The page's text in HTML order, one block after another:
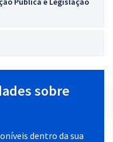
sobre
dentro da sua